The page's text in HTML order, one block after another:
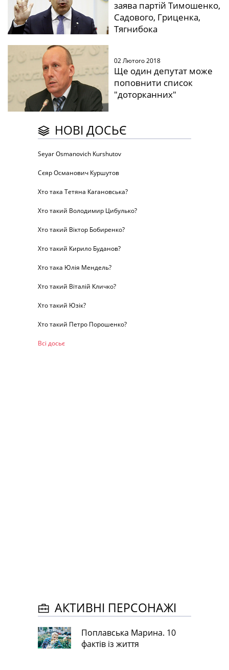
заява партій Тимошенко,
Садового, Гриценка,
Тягнибока
02 Лютого 2018
Ще один депутат може
поповнити список
"доторканних"
НОВІ ДОСЬЄ
Seyar Osmanovich Kurshutov
Сєяр Османович Куршутов
Хто така Тетяна Кагановська?
Хто такий Володимир Цибулько?
Хто такий Віктор Бобиренко?
Хто такий Кирило Буданов?
Хто така Юлія Мендель?
Хто такий Віталій Кличко?
Хто такий Юзік?
Хто такий Петро Порошенко?
Всі досьє
АКТИВНІ ПЕРСОНАЖІ
Поплавська Марина. 10
фактів із життя